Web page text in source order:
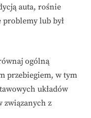
auta, rośnie
problemy lub był
ogólną
przebiegiem, w tym
układów
związanych z